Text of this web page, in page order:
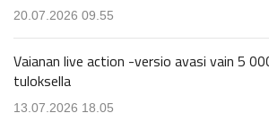
20.07.2026 09.55
Vaianan live action -versio avasi vain 5
tuloksella
13.07.2026 18.05